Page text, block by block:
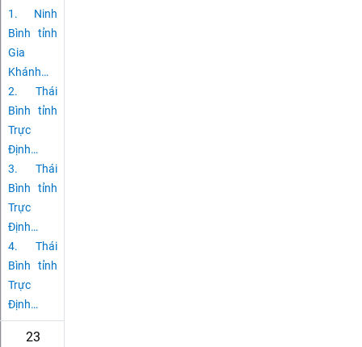
1. Ninh
Bình tỉnh
Gia
Khánh…
2. Thái
Bình tỉnh
Trực
Định…
3. Thái
Bình tỉnh
Trực
Định…
4. Thái
Bình tỉnh
Trực
Định…
23